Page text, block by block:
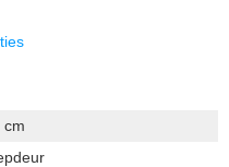
cm